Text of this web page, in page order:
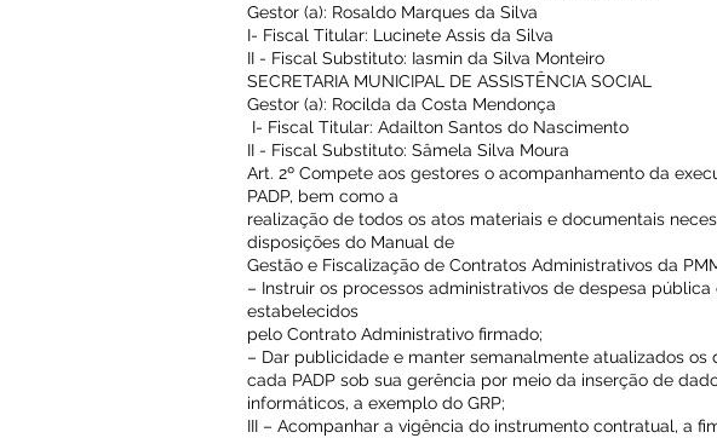
Gestor (a): Rosaldo Marques da Silva
I- Fiscal Titular: Lucinete Assis da Silva
II - Fiscal Substituto: Iasmin da Silva Monteiro
SECRETARIA MUNICIPAL DE ASSISTÊNCIA SOCIAL
Gestor (a): Rocilda da Costa Mendonça
I- Fiscal Titular: Adailton Santos do Nascimento
II - Fiscal Substituto: Sâmela Silva Moura
Art. 2º Compete aos gestores o acompanhamento da
PADP, bem como a
realização de todos os atos materiais e documentais
disposições do Manual de
Gestão e Fiscalização de Contratos Administrativos da
– Instruir os processos administrativos de despesa
estabelecidos
pelo Contrato Administrativo firmado;
– Dar publicidade e manter semanalmente atualizados os
cada PADP sob sua gerência por meio da inserção de
informáticos, a exemplo do GRP;
III – Acompanhar a vigência do instrumento contratual, a